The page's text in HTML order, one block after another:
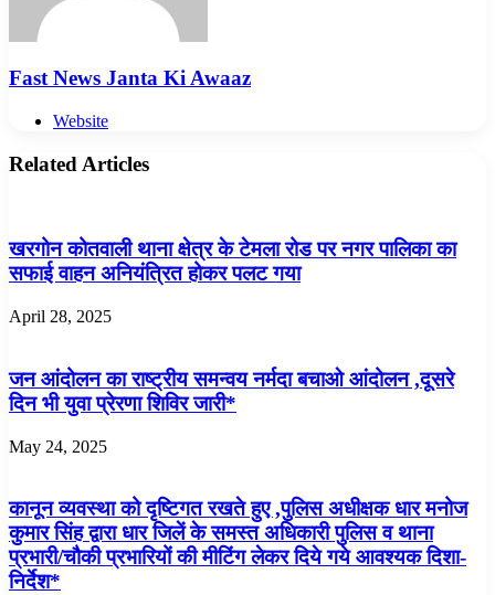
Fast News Janta Ki Awaaz
Website
Related Articles
खरगोन कोतवाली थाना क्षेत्र के टेमला रोड पर नगर पालिका का
सफाई वाहन अनियंत्रित होकर पलट गया
April 28, 2025
जन आंदोलन का राष्ट्रीय समन्वय नर्मदा बचाओ आंदोलन ,दूसरे
दिन भी युवा प्रेरणा शिविर जारी*
May 24, 2025
कानून व्यवस्था को दृष्टिगत रखते हुए ,पुलिस अधीक्षक धार मनोज
कुमार सिंह द्वारा धार जिलें के समस्त अधिकारी पुलिस व थाना
प्रभारी/चौकी प्रभारियों की मीटिंग लेकर दिये गये आवश्यक दिशा-
निर्देश*